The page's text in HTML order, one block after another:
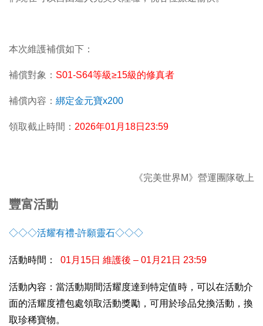
本次維護補償如下：
補償對象： S01-S64等級≥15級的修真者
補償內容： 綁定金元寶x200
領取截止時間： 2026年01月18日23:59
《完美世界M》營運團隊敬上
豐富活動
◇◇◇活耀有禮-許願靈石◇◇◇
活動時間： 01 月15日 維護後 – 01月21日 23:59
活動內容：當活動期間活耀度達到特定值時，可以在活動介
面的活耀度禮包處領取活動獎勵，可用於珍品兌換活動，換
取珍稀寶物。